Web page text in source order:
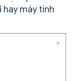
máy tính